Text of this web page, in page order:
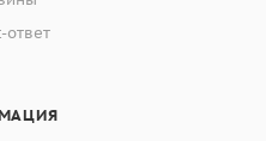
ответ